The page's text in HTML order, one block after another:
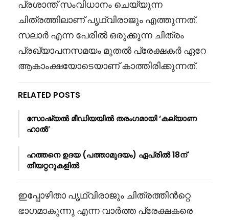
പ്രശാന്ത് സംവിധാനം ചെയ്യുന്ന
ചിത്രത്തിലാണ് പൃഥ്വിരാജും എത്തുന്നത്.
സലാർ എന്ന പേരിൽ ഒരുക്കുന്ന ചിത്രം
പ്രഖ്യാപനസമയം മുതൽ പ്രേക്ഷകർ ഏറേ
ആകാംക്ഷയോടെയാണ് കാത്തിരിക്കുന്നത്.
RELATED POSTS
സോഷ്യൽ മീഡിയയിൽ തരംഗമായി ‘കല്യാണ
ഹാൽ’
ഹത്തനെ ഉദയ (പത്താമുദയം) ഏപ്രിൽ 18ന്
തീയറ്ററുകളിൽ
ഇപ്പോഴിതാ പൃഥ്വിരാജും ചിത്രത്തിൻറ്റെ
ഭാഗമാകുന്നു എന്ന വാർത്ത പ്രേക്ഷകരെ